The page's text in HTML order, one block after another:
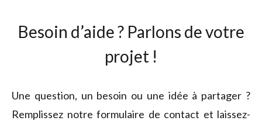
Besoin d’aide ? Parlons de votre
projet !
Une question, un besoin ou une idée à partager ?
Remplissez notre formulaire de contact et laissez-